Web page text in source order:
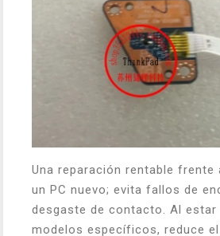
Una reparación rentable frente
un PC nuevo; evita fallos de
desgaste de contacto. Al estar
modelos específicos, reduce